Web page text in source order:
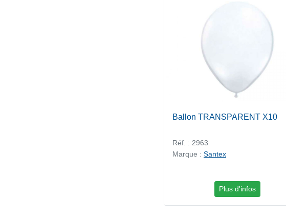
Ballon TRANSPARENT X10
Réf. : 2963
Marque : Santex
Plus d'infos